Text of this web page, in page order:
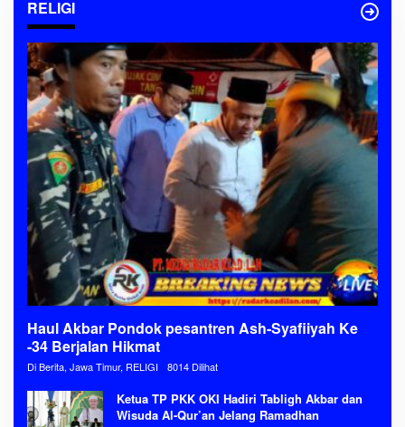
RELIGI
Haul Akbar Pondok pesantren Ash-Syafiiyah Ke
-34 Berjalan Hikmat
Di Berita, Jawa Timur, RELIGI 8014 Dilihat
Ketua TP PKK OKI Hadiri Tabligh Akbar dan
Wisuda Al-Qur’an Jelang Ramadhan